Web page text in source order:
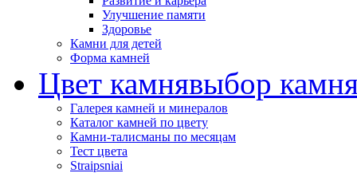
Улучшение памяти
Здоровье
Камни для детей
Форма камней
Цвет камнявыбор
Галерея камней и минералов
Каталог камней по цвету
Камни-талисманы по месяцам
Тест цвета
Straipsniai